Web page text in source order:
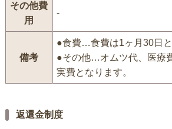
その他費
用
-
備考
●食費…食費は1ヶ月30日
●その他…オムツ代、医療
実費となります。
返還金制度